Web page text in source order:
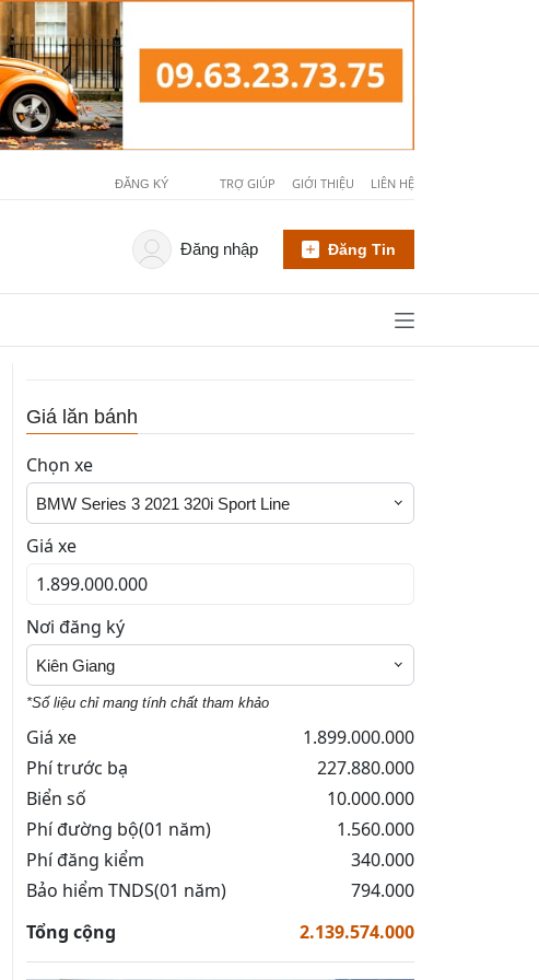
ĐĂNG KÝ TRỢ GIÚP GIỚI THIỆU LIÊN HỆ
Đăng nhập Đăng Tin
Giá lăn bánh
Chọn xe
BMW Series 3 2021 320i Sport Line
Giá xe
Nơi đăng ký
Kiên Giang
*Số liệu chỉ mang tính chất tham khảo
Giá xe
1.899.000.000
Phí trước bạ
227.880.000
Biển số
10.000.000
Phí đường bộ(01 năm)
1.560.000
Phí đăng kiểm
340.000
Bảo hiểm TNDS(01 năm)
794.000
Tổng cộng
2.139.574.000